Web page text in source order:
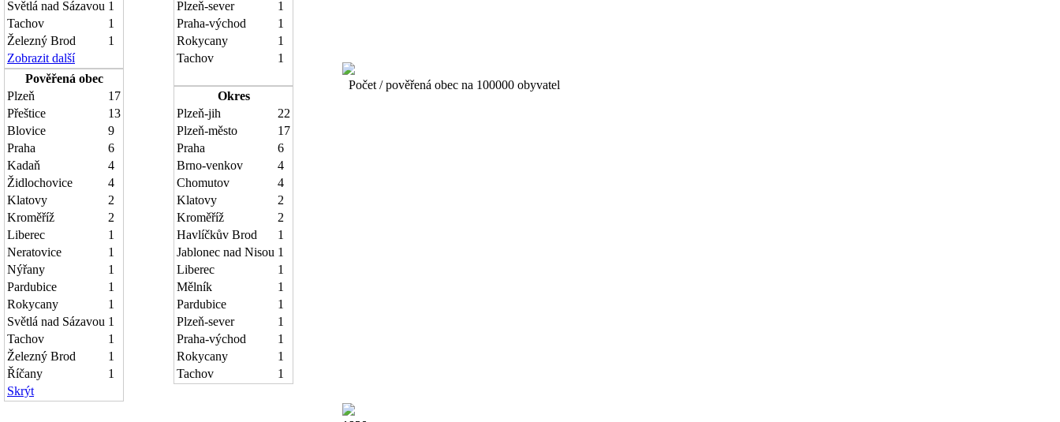
Světlá nad Sázavou 1
Tachov
1
Železný Brod
1
Zobrazit další
Pověřená obec
Plzeň
17
Přeštice
13
Blovice
9
Praha
6
Kadaň
4
Židlochovice
4
Klatovy
2
Kroměříž
2
Liberec
1
Neratovice
1
Nýřany
1
Pardubice
1
Rokycany
1
Světlá nad Sázavou 1
Tachov
1
Železný Brod
1
Říčany
1
Skrýt
Plzeň-sever
1
Praha-východ
1
Rokycany
1
Tachov
1
Okres
Plzeň-jih
22
Plzeň-město
17
Praha
6
Brno-venkov
4
Chomutov
4
Klatovy
2
Kroměříž
2
Havlíčkův Brod
1
Jablonec nad Nisou 1
Liberec
1
Mělník
1
Pardubice
1
Plzeň-sever
1
Praha-východ
1
Rokycany
1
Tachov
1
Počet / pověřená obec na 100000 obyvatel